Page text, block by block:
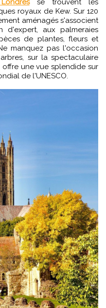
se trouvent les
royaux de Kew. Sur 120
aménagés s'associent
d'expert, aux palmeraies
de plantes, fleurs et
manquez pas l'occasion
sur la spectaculaire
une vue splendide sur
de l'UNESCO.